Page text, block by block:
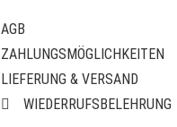
AGB
ZAHLUNGSMÖGLICHKEITEN
LIEFERUNG & VERSAND
WIEDERRUFSBELEHRUNG